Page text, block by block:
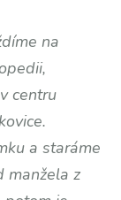
na
centru
a staráme
manžela z